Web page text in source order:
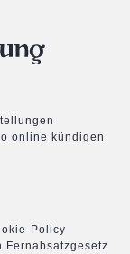
online kündigen
Policy
Fernabsatzgesetz